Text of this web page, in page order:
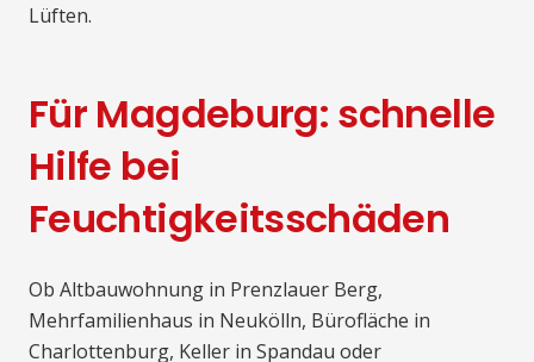
Lüften.
Für Magdeburg: schnelle
Hilfe bei
Feuchtigkeitsschäden
Ob Altbauwohnung in Prenzlauer Berg,
Mehrfamilienhaus in Neukölln, Bürofläche in
Charlottenburg, Keller in Spandau oder